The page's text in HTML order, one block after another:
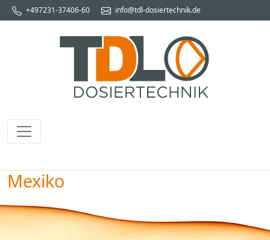
+497231-37406-60 info@tdl-dosiertechnik.de
Mexiko